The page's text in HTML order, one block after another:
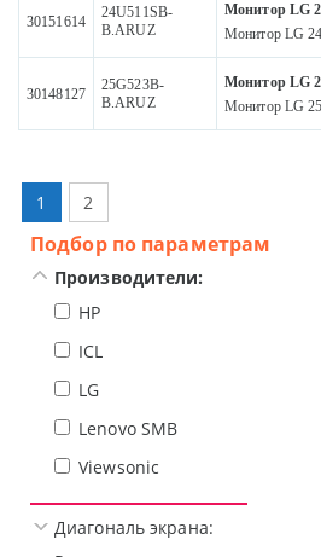
30151614
24U511SB-
B.ARUZ
Монитор LG
Монитор LG
30148127
25G523B-
B.ARUZ
Монитор LG
Монитор LG
1 2
Подбор по параметрам
Производители:
HP
ICL
LG
Lenovo SMB
Viewsonic
Диагональ экрана: